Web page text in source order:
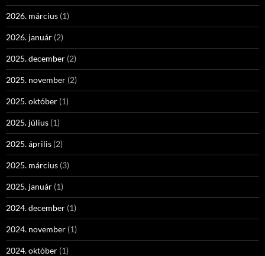
2026. március (1)
2026. január (2)
2025. december (2)
2025. november (2)
2025. október (1)
2025. július (1)
2025. április (2)
2025. március (3)
2025. január (1)
2024. december (1)
2024. november (1)
2024. október (1)